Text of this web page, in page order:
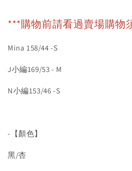
***購物前請看過賣場購物
Mina 158/44 -S
J小編169/53 - M
N小編153/46 -S
-【顏色】
黑/杏